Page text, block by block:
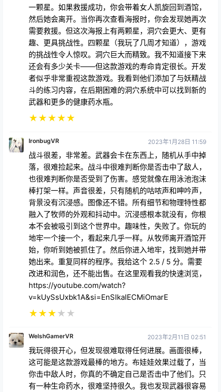
一颗星。如果救援成功，你会带着女人凯旋回到酒馆，
然后她会离开。当你再次查看海报时，你会发现她再次
需要救援。但这次海报上有两颗星，洞穴会更大、更有
趣、更具挑战性。四颗星（我玩了几周才知道），游戏
的挑战性令人惊叹。洞穴巨大而精致。我不知道接下来
还会有多少关卡——但这款游戏的寿命肯定很长。开发
者似乎非常重视这款游戏。我看到他们添加了与妖精战
斗的练习内容，在后期困难的洞穴系统中可以找到新的
武器和更多的健康药水瓶。
★★★★★
IronbugVR 2023年1月28日 11:59
战斗很差，非常差。武器会卡在东西上，随机从手中掉
落，很难捡起来。战斗中很难判断你是否击中了敌人，
也很难判断你是否受到了伤害。感觉就像在用泳池泡沫
棒打架一样。声音很差，只有随机的咕哝声和呻吟声，
背景没有沉浸感。图像还不错。所有细节和物理特性都
融入了牧师的外观和抖动中。沉浸感根本就没有，你根
本不会被吸引到这个世界中。趣味性，失败了。你玩的
地牢一个接一个，看起来几乎一样。从牧师离开酒馆开
始，你听到她被抓住了。然后你进入地牢，找到她并带
她出来。重复同样的程序。我给这个 2.5 / 5 分。需要
改进和润色，还不能出售。在这里观看我的快速浏览，
https://youtube.com/watch?
v=kUySsUxbk1A&si=EnSIkaIECMiOmarE
★★★★ ★
WelshGamerVR 2023年2月11日 02:51
我玩得很开心，但发现很难取得任何进展。画面很棒，
这可能是这款游戏最棒的地方。布娃娃效果过载了，当
你击中敌人时，你真的不确定自己是否击中了他们。只
有一种生命药水，很难坚持很久。我也发现武器很容易